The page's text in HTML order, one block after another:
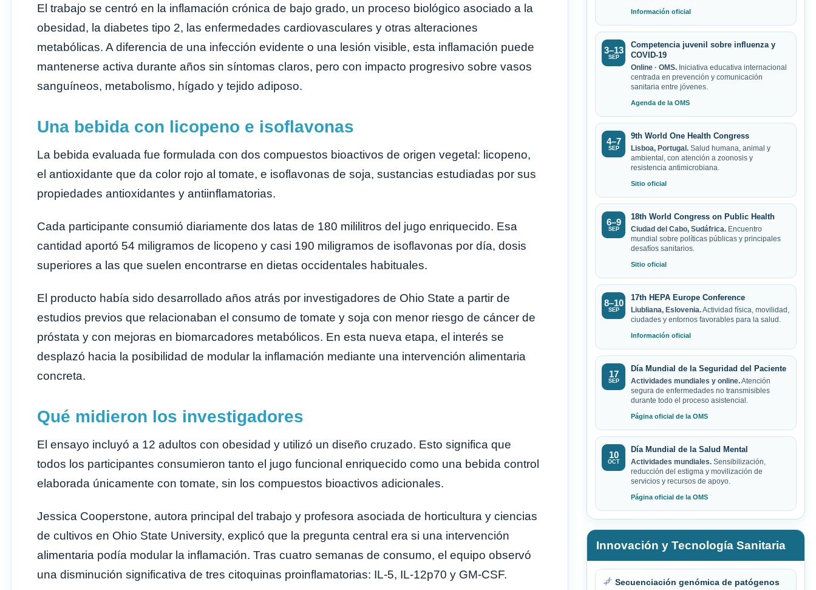
El trabajo se centró en la inflamación crónica de bajo grado, un proceso biológico asociado a la
obesidad, la diabetes tipo 2, las enfermedades cardiovasculares y otras alteraciones
metabólicas. A diferencia de una infección evidente o una lesión visible, esta inflamación puede
mantenerse activa durante años sin síntomas claros, pero con impacto progresivo sobre vasos
sanguíneos, metabolismo, hígado y tejido adiposo.
Una bebida con licopeno e isoflavonas
La bebida evaluada fue formulada con dos compuestos bioactivos de origen vegetal: licopeno,
el antioxidante que da color rojo al tomate, e isoflavonas de soja, sustancias estudiadas por sus
propiedades antioxidantes y antiinflamatorias.
Cada participante consumió diariamente dos latas de 180 mililitros del jugo enriquecido. Esa
cantidad aportó 54 miligramos de licopeno y casi 190 miligramos de isoflavonas por día, dosis
superiores a las que suelen encontrarse en dietas occidentales habituales.
El producto había sido desarrollado años atrás por investigadores de Ohio State a partir de
estudios previos que relacionaban el consumo de tomate y soja con menor riesgo de cáncer de
próstata y con mejoras en biomarcadores metabólicos. En esta nueva etapa, el interés se
desplazó hacia la posibilidad de modular la inflamación mediante una intervención alimentaria
concreta.
Qué midieron los investigadores
El ensayo incluyó a 12 adultos con obesidad y utilizó un diseño cruzado. Esto significa que
todos los participantes consumieron tanto el jugo funcional enriquecido como una bebida control
elaborada únicamente con tomate, sin los compuestos bioactivos adicionales.
Jessica Cooperstone, autora principal del trabajo y profesora asociada de horticultura y ciencias
de cultivos en Ohio State University, explicó que la pregunta central era si una intervención
alimentaria podía modular la inflamación. Tras cuatro semanas de consumo, el equipo observó
una disminución significativa de tres citoquinas proinflamatorias: IL-5, IL-12p70 y GM-CSF.
Información oficial
3–13
SEP
Competencia juvenil sobre influenza y
COVID-19
Online · OMS. Iniciativa educativa internacional
centrada en prevención y comunicación
sanitaria entre jóvenes.
Agenda de la OMS
4–7
SEP
9th World One Health Congress
Lisboa, Portugal. Salud humana, animal y
ambiental, con atención a zoonosis y
resistencia antimicrobiana.
Sitio oficial
6–9
SEP
18th World Congress on Public Health
Ciudad del Cabo, Sudáfrica. Encuentro
mundial sobre políticas públicas y principales
desafíos sanitarios.
Sitio oficial
8–10
SEP
17th HEPA Europe Conference
Liubliana, Eslovenia.Actividad física, movilidad,
ciudades y entornos favorables para la salud.
Información oficial
17
SEP
Día Mundial de la Seguridad del Paciente
Actividades mundiales y online.Atención
segura de enfermedades no transmisibles
durante todo el proceso asistencial.
Página oficial de la OMS
10
OCT
Día Mundial de la Salud Mental
Actividades mundiales. Sensibilización,
reducción del estigma y movilización de
servicios y recursos de apoyo.
Página oficial de la OMS
Innovación y Tecnología Sanitaria
Secuenciación genómica de patógenos